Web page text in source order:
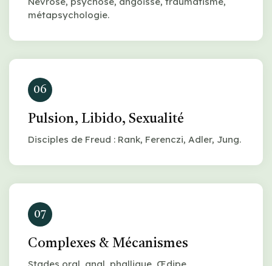
métapsychologie.
06
Pulsion, Libido, Sexualité
Disciples de Freud : Rank, Ferenczi, Adler, Jung.
07
Complexes & Mécanismes